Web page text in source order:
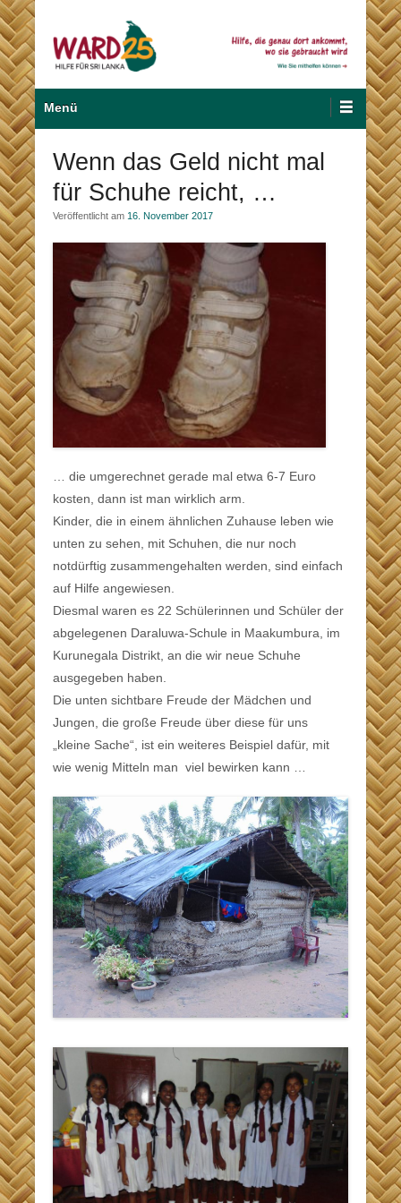
Zum
Inhalt
wechseln
Ward 25
Primäres
Menü
Menü
Wenn das Geld nicht mal
für Schuhe reicht, …
Veröffentlicht am 16. November 2017
… die umgerechnet gerade mal etwa 6-7 Euro
kosten, dann ist man wirklich arm.
Kinder, die in einem ähnlichen Zuhause leben wie
unten zu sehen, mit Schuhen, die nur noch
notdürftig zusammengehalten werden, sind einfach
auf Hilfe angewiesen.
Diesmal waren es 22 Schülerinnen und Schüler der
abgelegenen Daraluwa-Schule in Maakumbura, im
Kurunegala Distrikt, an die wir neue Schuhe
ausgegeben haben.
Die unten sichtbare Freude der Mädchen und
Jungen, die große Freude über diese für uns
„kleine Sache“, ist ein weiteres Beispiel dafür, mit
wie wenig Mitteln man viel bewirken kann …